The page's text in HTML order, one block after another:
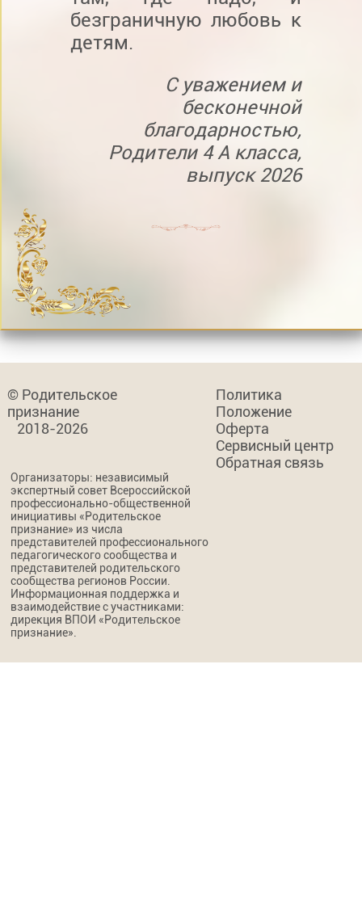
безграничную любовь к
детям.
С уважением и
бесконечной
благодарностью,
Родители 4 А класса,
выпуск 2026
© Родительское
признание
2018-2026
Политика
Положение
Оферта
Сервисный центр
Обратная связь
Организаторы: независимый
экспертный совет Всероссийской
профессионально-общественной
инициативы «Родительское
признание» из числа
представителей профессионального
педагогического сообщества и
представителей родительского
сообщества регионов России.
Информационная поддержка и
взаимодействие с участниками:
дирекция ВПОИ «Родительское
признание».